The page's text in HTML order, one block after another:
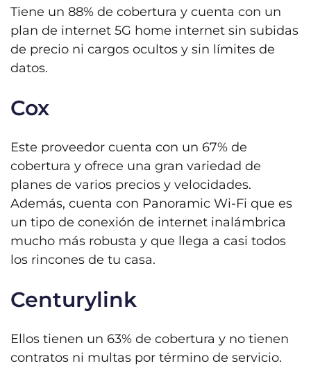
Tiene un 88% de cobertura y cuenta con un
plan de internet 5G home internet sin subidas
de precio ni cargos ocultos y sin límites de
datos.
Cox
Este proveedor cuenta con un 67% de
cobertura y ofrece una gran variedad de
planes de varios precios y velocidades.
Además, cuenta con Panoramic Wi-Fi que es
un tipo de conexión de internet inalámbrica
mucho más robusta y que llega a casi todos
los rincones de tu casa.
Centurylink
Ellos tienen un 63% de cobertura y no tienen
contratos ni multas por término de servicio.